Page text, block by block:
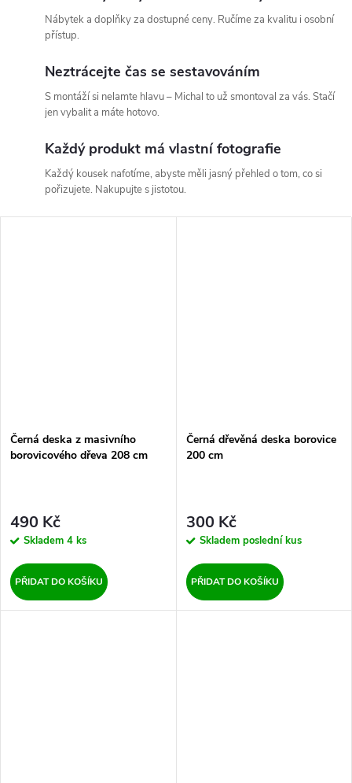
Nábytek a doplňky za dostupné ceny. Ručíme za kvalitu i osobní
přístup.
Neztrácejte čas se sestavováním
S montáží si nelamte hlavu – Michal to už smontoval za vás. Stačí
jen vybalit a máte hotovo.
Každý produkt má vlastní fotografie
Každý kousek nafotíme, abyste měli jasný přehled o tom, co si
pořizujete. Nakupujte s jistotou.
Černá deska z masivního
borovicového dřeva 208 cm
490 Kč
Skladem 4 ks
PŘIDAT DO KOŠÍKU
Černá dřevěná deska borovice
200 cm
300 Kč
Skladem poslední kus
PŘIDAT DO KOŠÍKU